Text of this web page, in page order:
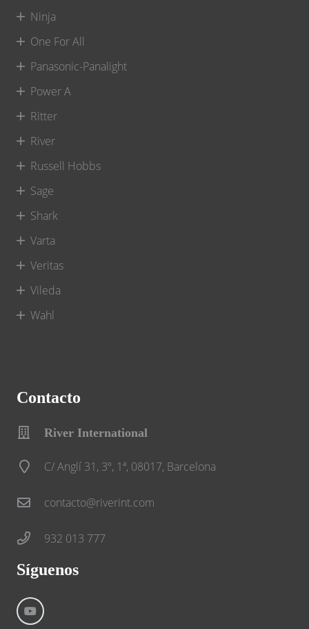
Ninja
One For All
Panasonic-Panalight
Power A
Ritter
River
Russell Hobbs
Sage
Shark
Varta
Veritas
Vileda
Wahl
Contacto
River International
C/ Anglí 31, 3º, 1ª, 08017, Barcelona
contacto@riverint.com
932 013 777
Síguenos